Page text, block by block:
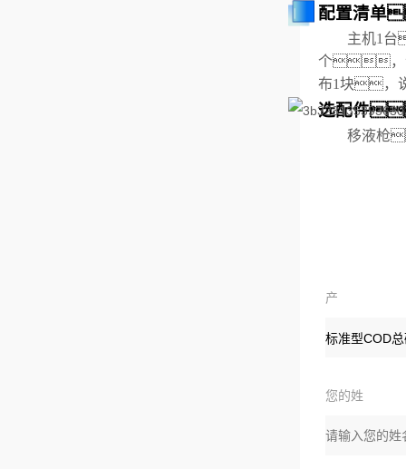
配置清单
主机1
个，
布1块，
选配件
移液枪
产
品：
您的姓
名：